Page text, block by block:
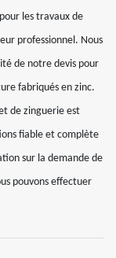
les travaux de
professionnel. Nous
de notre devis pour
fabriqués en zinc.
de zinguerie est
fiable et complète
sur la demande de
pouvons effectuer